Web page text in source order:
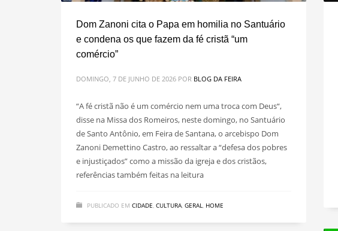
Dom Zanoni cita o Papa em homilia no Santuário
e condena os que fazem da fé cristã “um
comércio”
DOMINGO, 7 DE JUNHO DE 2026 POR BLOG DA FEIRA
“A fé cristã não é um comércio nem uma troca com Deus“,
disse na Missa dos Romeiros, neste domingo, no Santuário
de Santo Antônio, em Feira de Santana, o arcebispo Dom
Zanoni Demettino Castro, ao ressaltar a “defesa dos pobres
e injustiçados” como a missão da igreja e dos cristãos,
referências também feitas na leitura
PUBLICADO EM CIDADE, CULTURA, GERAL, HOME